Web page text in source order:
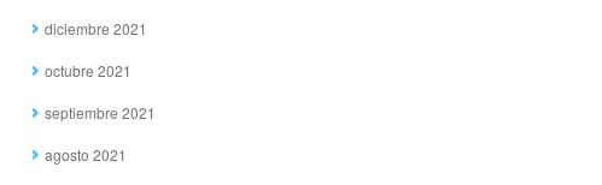
diciembre 2021
octubre 2021
septiembre 2021
agosto 2021